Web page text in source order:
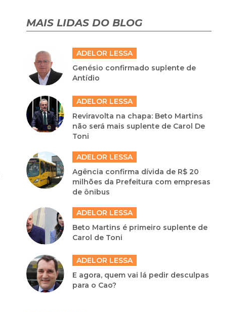
MAIS LIDAS DO BLOG
ADELOR LESSA
Genésio confirmado suplente de
Antídio
ADELOR LESSA
Reviravolta na chapa: Beto Martins
não será mais suplente de Carol De
Toni
ADELOR LESSA
Agência confirma dívida de R$ 20
milhões da Prefeitura com empresas
de ônibus
ADELOR LESSA
Beto Martins é primeiro suplente de
Carol de Toni
ADELOR LESSA
E agora, quem vai lá pedir desculpas
para o Cao?